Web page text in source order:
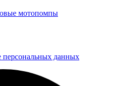
мотопомпы
персональных данных